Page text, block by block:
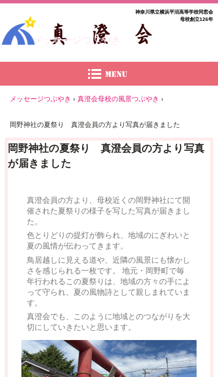
メッセージつぶやき
神奈川県立横浜平沼高等学校同窓会
母校創立126年
メッセージつぶやき › 真澄会母校の風景つぶやき ›
岡野神社の夏祭り 真澄会員の方より写真が届きました
岡野神社の夏祭り 真澄会員の方より写真
が届きました
真澄会員の方より、母校近くの岡野神社にて開
催された夏祭りの様子を写した写真が届きまし
た。
色とりどりの提灯が飾られ、地域のにぎわいと
夏の風情が伝わってきます。
鳥居越しに見える道や、近隣の風景にも懐かし
さを感じられる一枚です。 地元・岡野町で毎
年行われるこの夏祭りは、地域の方々の手によ
って守られ、夏の風物詩として親しまれていま
す。
真澄会でも、このように地域とのつながりを大
切にしていきたいと思います。